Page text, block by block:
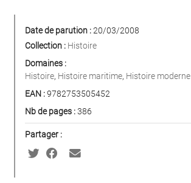
Date de parution :20/03/2008
Collection : Histoire
Domaines :
Histoire, Histoire maritime, Histoire moderne
EAN :9782753505452
Nb de pages :386
Partager :